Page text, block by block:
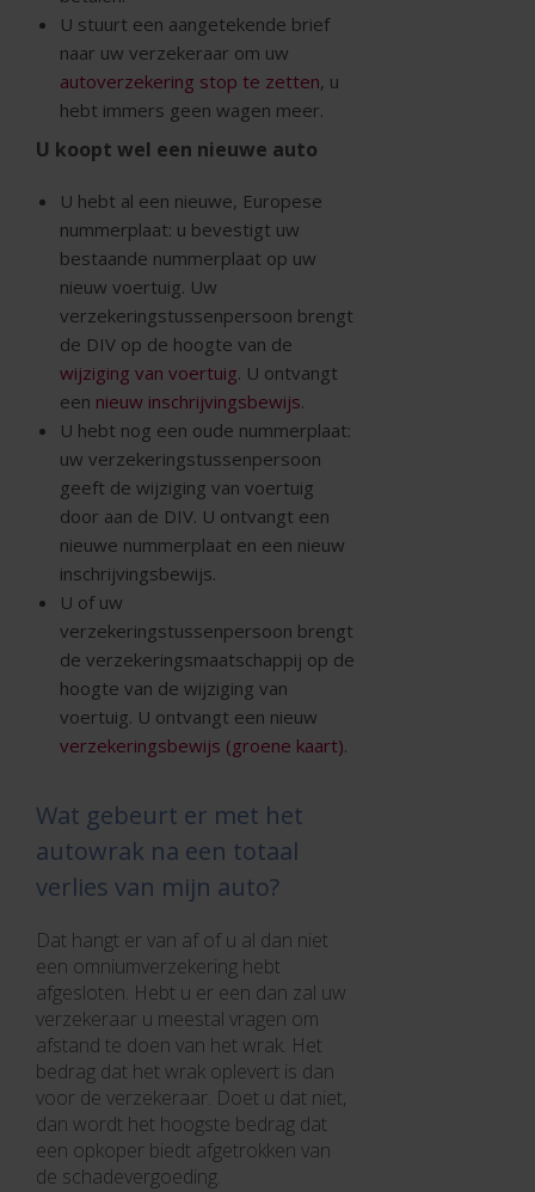
U stuurt een aangetekende brief
naar uw verzekeraar om uw
autoverzekering stop te zetten, u
hebt immers geen wagen meer.
U koopt wel een nieuwe auto
U hebt al een nieuwe, Europese
nummerplaat: u bevestigt uw
bestaande nummerplaat op uw
nieuw voertuig. Uw
verzekeringstussenpersoon brengt
de DIV op de hoogte van de
wijziging van voertuig. U ontvangt
een nieuw inschrijvingsbewijs.
U hebt nog een oude nummerplaat:
uw verzekeringstussenpersoon
geeft de wijziging van voertuig
door aan de DIV. U ontvangt een
nieuwe nummerplaat en een nieuw
inschrijvingsbewijs.
U of uw
verzekeringstussenpersoon brengt
de verzekeringsmaatschappij op de
hoogte van de wijziging van
voertuig. U ontvangt een nieuw
verzekeringsbewijs (groene kaart).
Wat gebeurt er met het
autowrak na een totaal
verlies van mijn auto?
Dat hangt er van af of u al dan niet
een omniumverzekering hebt
afgesloten. Hebt u er een dan zal uw
verzekeraar u meestal vragen om
afstand te doen van het wrak. Het
bedrag dat het wrak oplevert is dan
voor de verzekeraar. Doet u dat niet,
dan wordt het hoogste bedrag dat
een opkoper biedt afgetrokken van
de schadevergoeding.